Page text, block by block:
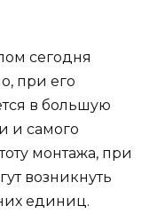
сегодня
при его
в большую
и самого
монтажа, при
возникнуть
единиц.